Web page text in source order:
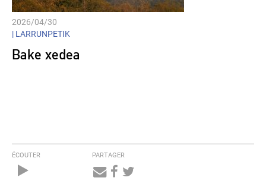
2026/04/30
| LARRUNPETIK
Bake xedea
ÉCOUTER PARTAGER